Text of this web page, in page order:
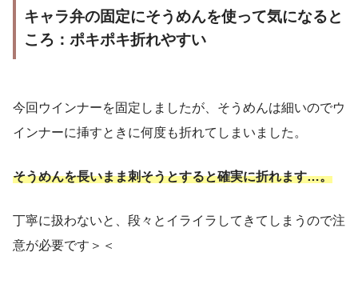
キャラ弁の固定にそうめんを使って気になると
ころ：ポキポキ折れやすい
今回ウインナーを固定しましたが、そうめんは細いのでウ
インナーに挿すときに何度も折れてしまいました。
そうめんを長いまま刺そうとすると確実に折れます…。
丁寧に扱わないと、段々とイライラしてきてしまうので注
意が必要です＞＜